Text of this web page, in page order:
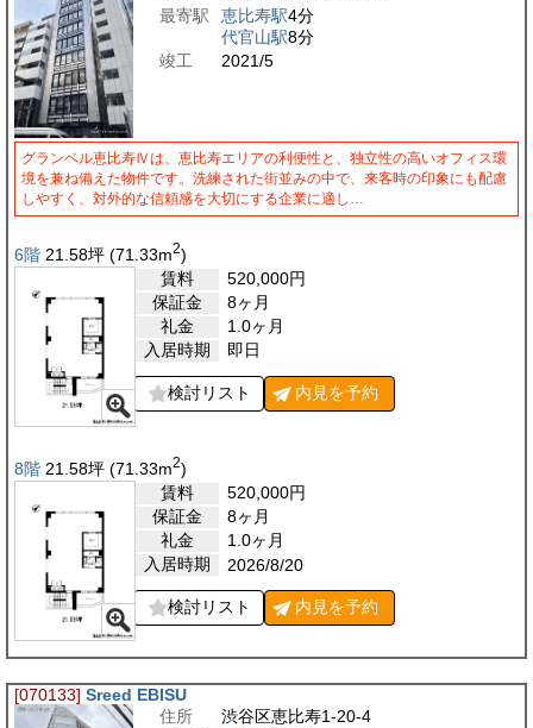
最寄駅
恵比寿駅4分
代官山駅8分
竣工
2021/5
グランベル恵比寿Ⅳは、恵比寿エリアの利便性と、独立性の高いオフィス環
境を兼ね備えた物件です。洗練された街並みの中で、来客時の印象にも配慮
しやすく、対外的な信頼感を大切にする企業に適し…
6階 21.58坪 (71.33m2)
賃料
520,000円
保証金
8ヶ月
礼金
1.0ヶ月
入居時期
即日
検討リスト 内見を予約
8階 21.58坪 (71.33m2)
賃料
520,000円
保証金
8ヶ月
礼金
1.0ヶ月
入居時期
2026/8/20
検討リスト 内見を予約
[070133] Sreed EBISU
住所
渋谷区恵比寿1-20-4